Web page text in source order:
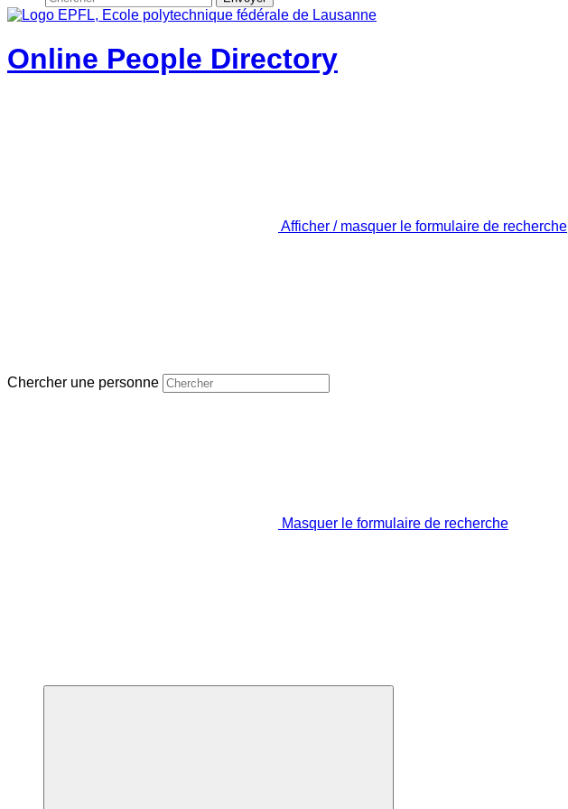
Online People Directory
Afficher / masquer le formulaire de recherche
Chercher une personne
Masquer le formulaire de recherche